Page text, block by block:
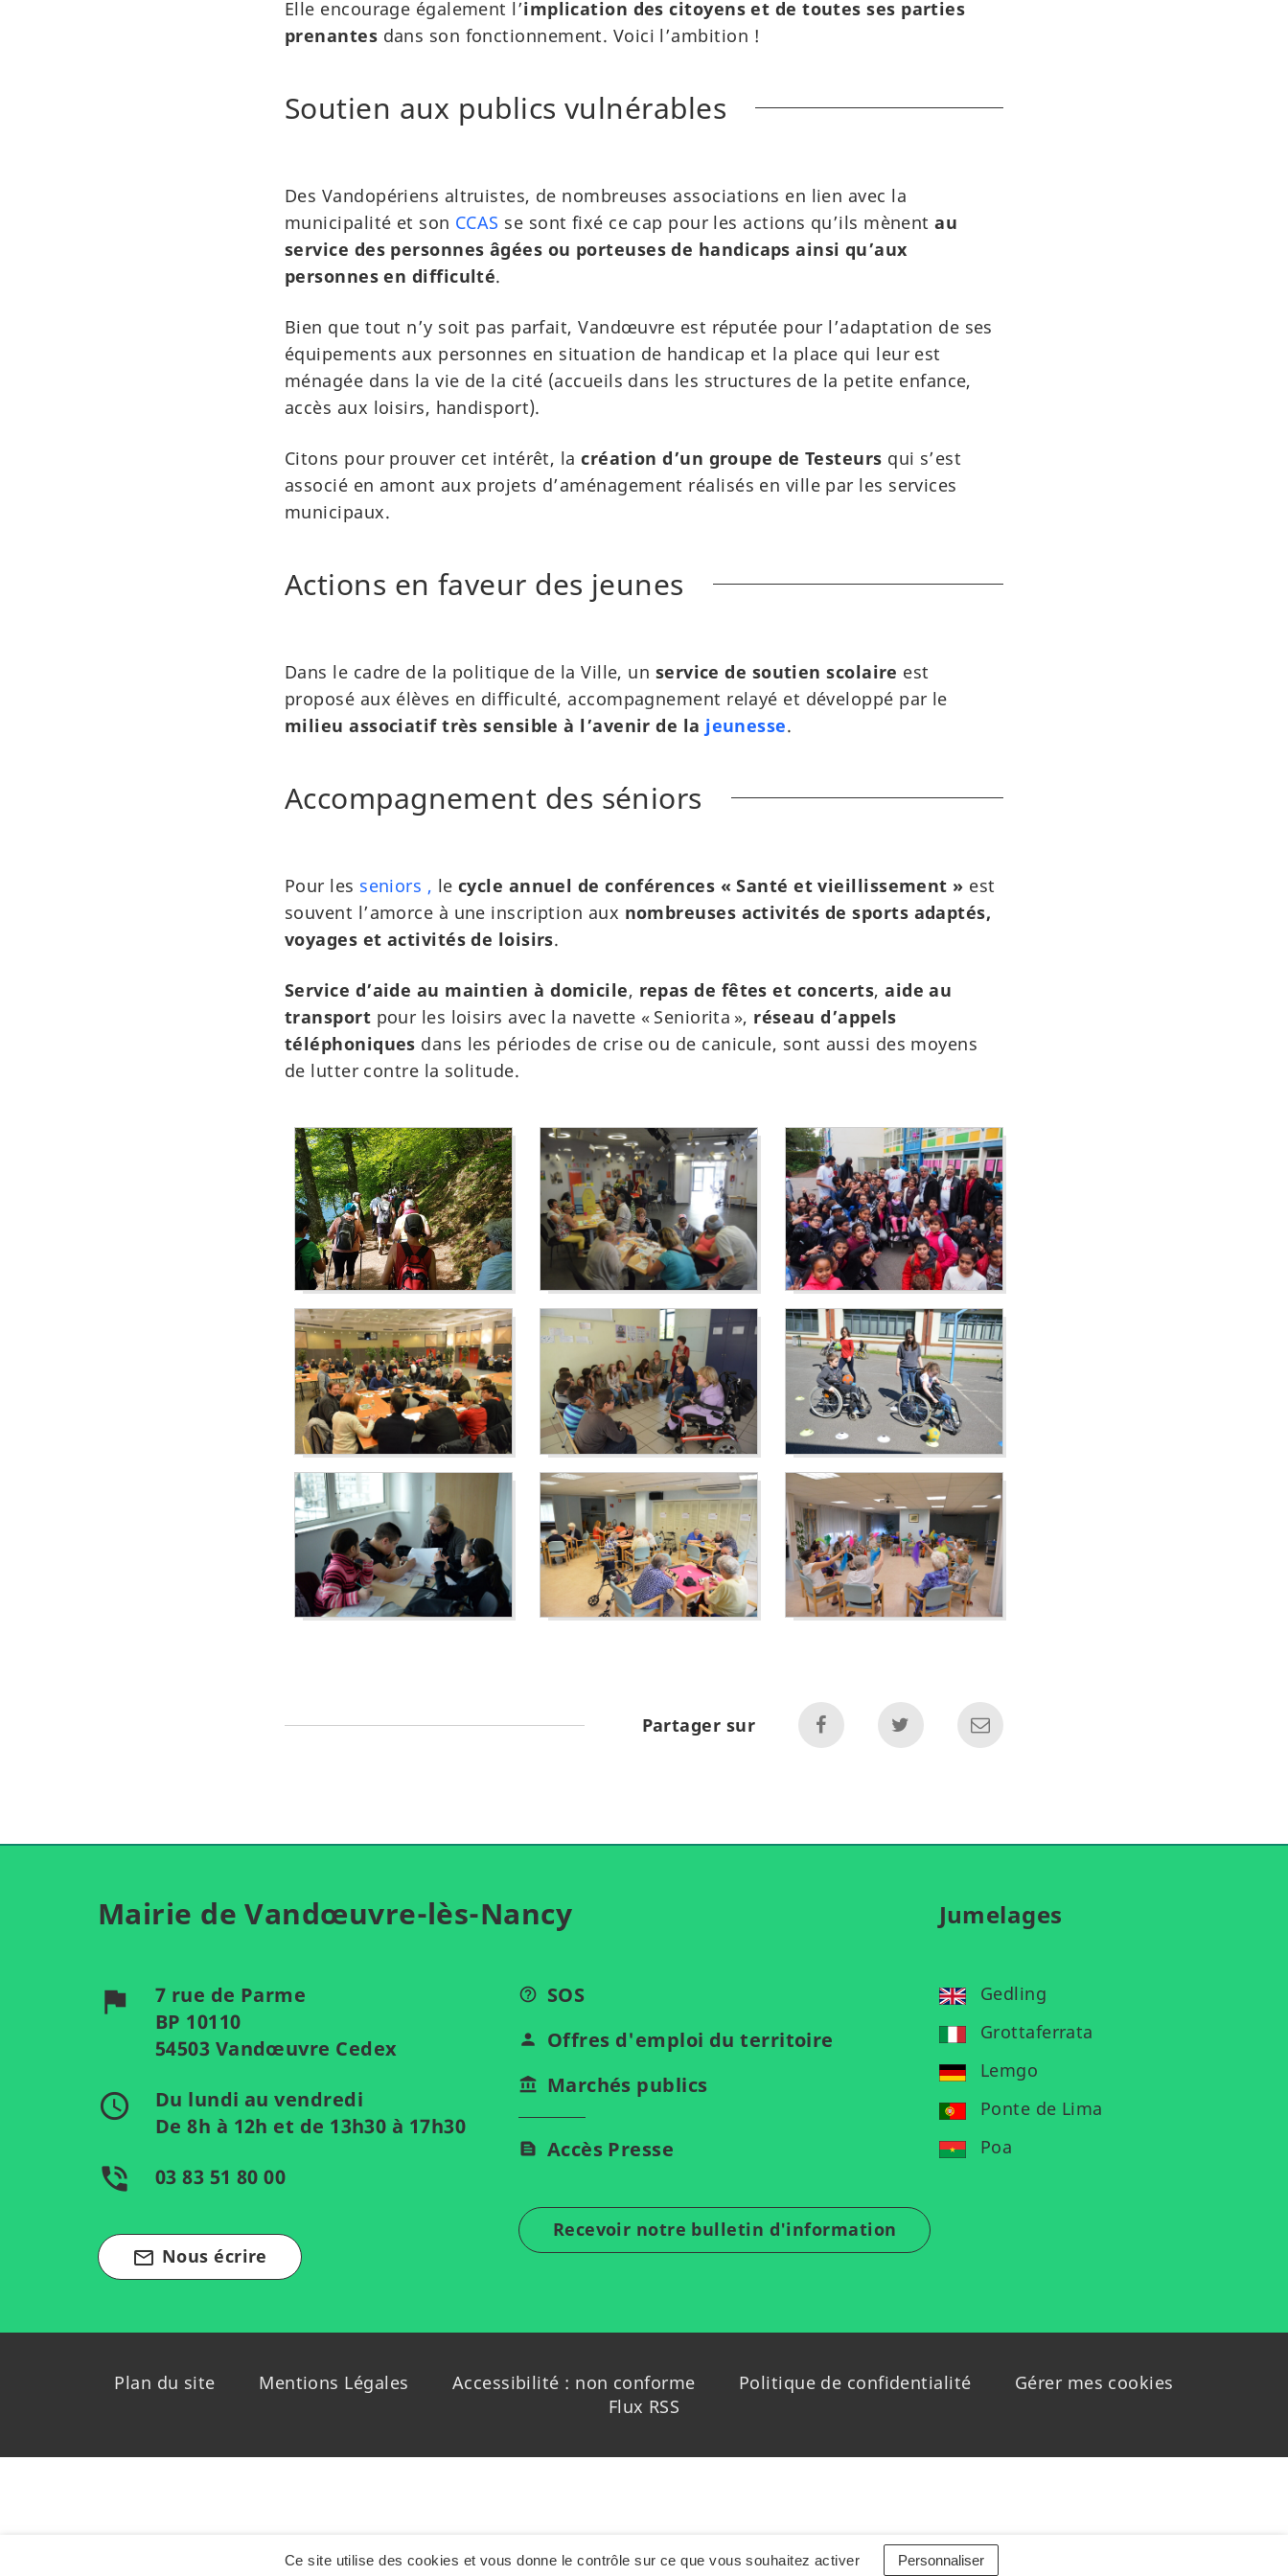
Ce site utilise des cookies et vous donne le contrôle sur ce que vous souhaitez activer Personnaliser
Elle encourage également l’implication des citoyens et de toutes ses parties
prenantes dans son fonctionnement. Voici l’ambition !
Soutien aux publics vulnérables
Des Vandopériens altruistes, de nombreuses associations en lien avec la
municipalité et son CCAS se sont fixé ce cap pour les actions qu’ils mènentau
service des personnes âgées ou porteuses de handicaps ainsi qu’aux
personnes en difficulté.
Bien que tout n’y soit pas parfait, Vandœuvre est réputée pour l’adaptation de ses
équipements aux personnes en situation de handicap et la place qui leur est
ménagée dans la vie de la cité (accueils dans les structures de la petite enfance,
accès aux loisirs, handisport).
Citons pour prouver cet intérêt, lacréation d’un groupe de Testeurs qui s’est
associé en amont aux projets d’aménagement réalisés en ville par les services
municipaux.
Actions en faveur des jeunes
Dans le cadre de la politique de la Ville, un service de soutien scolaire est
proposé aux élèves en difficulté, accompagnement relayé et développé par le
milieu associatif très sensible à l’avenir de la jeunesse.
Accompagnement des séniors
Pour les seniors , le cycle annuel de conférences « Santé et vieillissement » est
souvent l’amorce à une inscription aux nombreuses activités de sports adaptés,
voyages et activités de loisirs.
Service d’aide au maintien à domicile, repas de fêtes et concerts,aide au
transport pour les loisirs avec la navette « Seniorita », réseau d’appels
téléphoniques dans les périodes de crise ou de canicule, sont aussi des moyens
de lutter contre la solitude.
Partager sur
Mairie de Vandœuvre-lès-Nancy
flag
7 rue de Parme
BP 10110
54503 Vandœuvre Cedex
access_time
Du lundi au vendredi
De 8h à 12h et de 13h30 à 17h30
phone_in_talk 03 83 51 80 00
mail_outline Nous écrire
SOS
Offres d'emploi du territoire
Marchés publics
Accès Presse
Recevoir notre bulletin d'information
Jumelages
Gedling
Grottaferrata
Lemgo
Ponte de Lima
Poa
Plan du site Mentions Légales Accessibilité : non conforme Politique de confidentialité
Gérer mes cookies
Flux RSS